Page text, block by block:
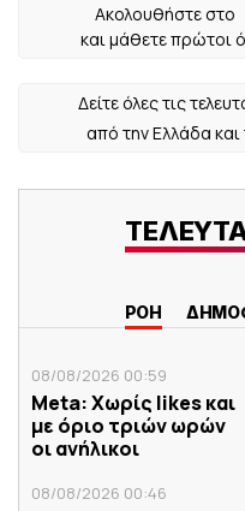
Ακολουθήστε στο
και μάθετε πρώτοι
Δείτε όλες τις
από την Ελλάδα
ΡΟΗ
08/08/2026 00:59
Meta: Χωρίς likes και
με όριο τριών ωρών
οι ανήλικοι
08/08/2026 00:46